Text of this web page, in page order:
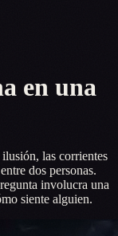
en una
las corrientes
dos personas.
involucra una
siente alguien.